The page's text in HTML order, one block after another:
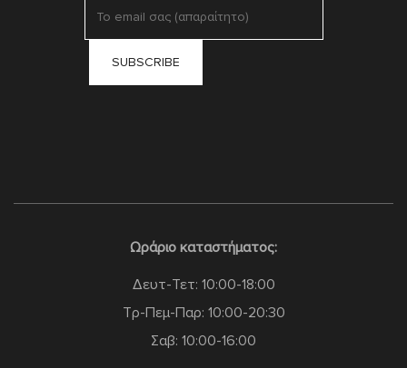
Ωράριο καταστήματος:
Δευτ-Τετ: 10:00-18:00
Τρ-Πεμ-Παρ: 10:00-20:30
Σαβ: 10:00-16:00